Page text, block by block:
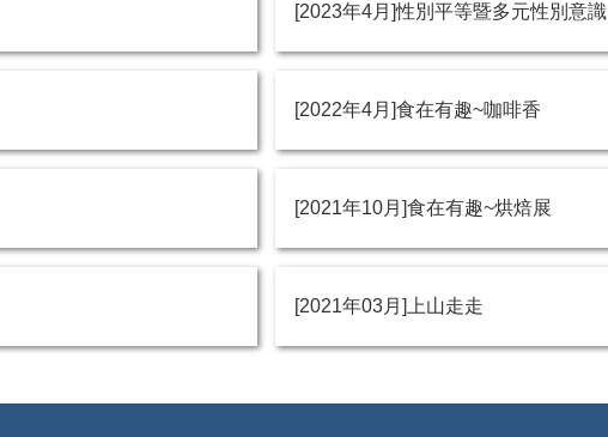
[2023年4月]性別平等暨多元性別意識
[2022年4月]食在有趣~咖啡香
[2021年10月]食在有趣~烘焙展
[2021年03月]上山走走